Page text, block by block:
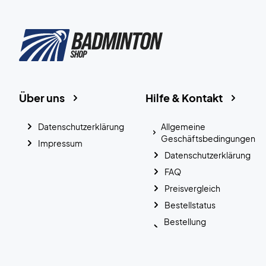
Hilfe & Kontakt
Allgemeine
Geschäftsbedingungen
Datenschutzerklärung
FAQ
Preisvergleich
Bestellstatus
Bestellung
Über uns
Datenschutzerklärung
Impressum